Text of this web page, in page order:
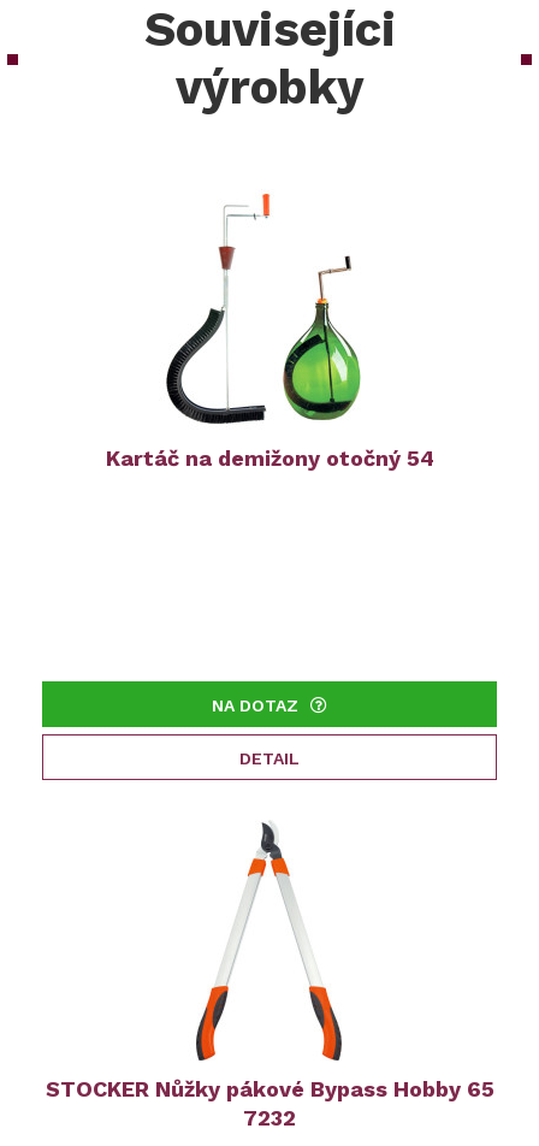
Souvisejíci
výrobky
Kartáč na demižony otočný 54
NA DOTAZ
DETAIL
STOCKER Nůžky pákové Bypass Hobby 65
7232